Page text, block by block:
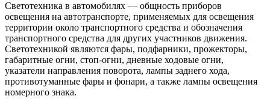
Светотехника в автомобилях — общность приборов
освещения на автотранспорте, применяемых для освещения
территории около транспортного средства и обозначения
транспортного средства для других участников движения.
Светотехникой являются фары, подфарники, прожекторы,
габаритные огни, стоп-огни, дневные ходовые огни,
указатели направления поворота, лампы заднего хода,
противотуманные фары и фонари, а также лампы освещения
номерного знака.